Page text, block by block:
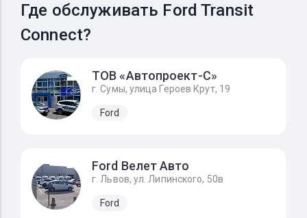
Где обслуживать Ford Transit
Connect?
ТОВ «Автопроект-С»
г. Сумы, улица Героев Крут, 19
Ford
Ford Велет Авто
г. Львов, ул. Липинского, 50в
Ford